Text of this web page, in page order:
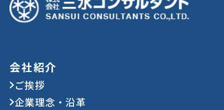
会社紹介
ご挨拶
企業理念・沿革